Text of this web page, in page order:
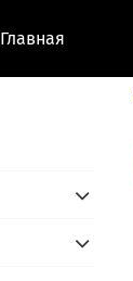
Главная